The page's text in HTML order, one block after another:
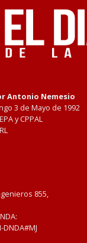
Antonio Nemesio
3 de Mayo de 1992
y CPPAL
855,
DNDA#MJ